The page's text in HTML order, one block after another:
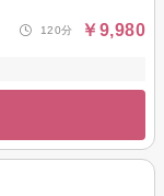
120分 ￥9,980